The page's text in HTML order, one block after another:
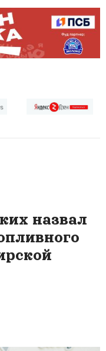
назвал